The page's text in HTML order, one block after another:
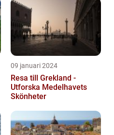
09 januari 2024
Resa till Grekland -
Utforska Medelhavets
Skönheter